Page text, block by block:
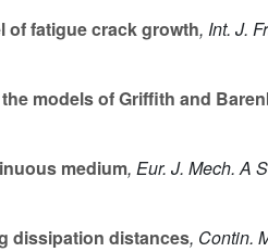
of fatigue crack growth, Int. J.
models of Griffith and
medium, Eur. J. Mech. A
dissipation distances, Contin.